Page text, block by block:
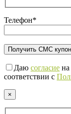
Телефон*
Даю согласие
соответствии с
×